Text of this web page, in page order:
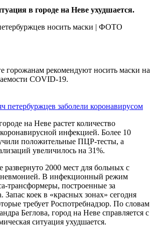
в городе на Неве ухудшается.
горожанам рекомендуют носить маски на
COVID-19.
петербуржцев заболели коронавирусом
на Неве растет количество
инфекцией. Более 10
положительные ПЦР-тесты, а
увеличилось на 31%.
развернуто 2000 мест для больных с
В инфекционный режим
трансформеры, построенные за
Запас коек в «красных зонах» сегодня
требует Роспотребнадзор. По словам
Беглова, город на Неве справляется с
ситуация ухудшается.